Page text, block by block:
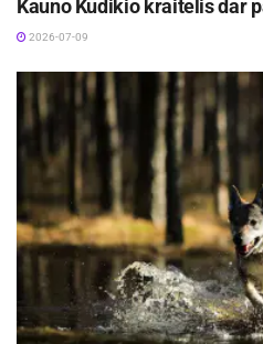
Nauja desertų
Sušiai namuose:
restorane?
2026-04-18
2 šviežių doradų,
75 g sviesto,
4 šakelių šviežio
1 šaukšto smulkintos
Spintelių išdėstymas
Virtuvinių spintelių
bendram darbo
Kauno Kūdikio kraitelis dar
2026-07-09